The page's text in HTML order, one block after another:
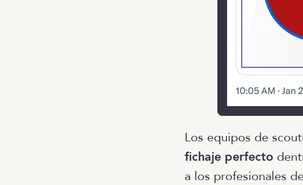
Los equipos de
fichaje perfecto
a los profesionales